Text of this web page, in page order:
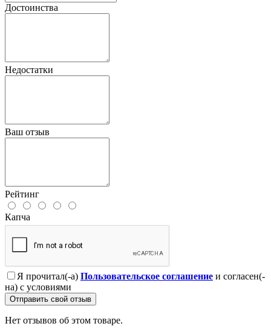
Достоинства
Недостатки
Ваш отзыв
Рейтинг
Капча
Я прочитал(-а) Пользовательское соглашение и согласен(-
на) с условиями
Отправить свой отзыв
Нет отзывов об этом товаре.